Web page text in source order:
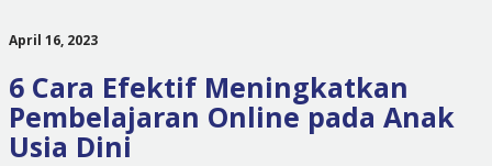
April 16, 2023
6 Cara Efektif Meningkatkan
Pembelajaran Online pada Anak
Usia Dini